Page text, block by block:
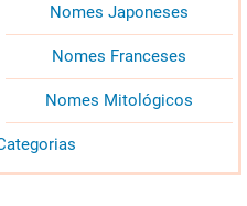
Nomes Japoneses
Nomes Franceses
Nomes Mitológicos